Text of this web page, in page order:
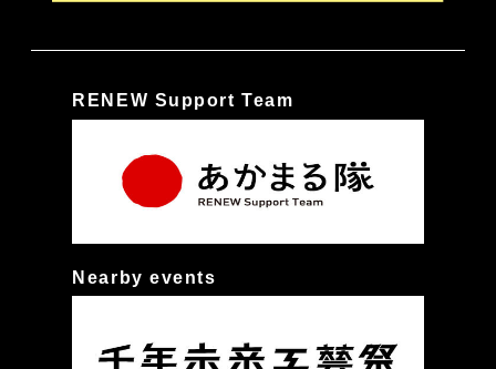
RENEW Support Team
Nearby events